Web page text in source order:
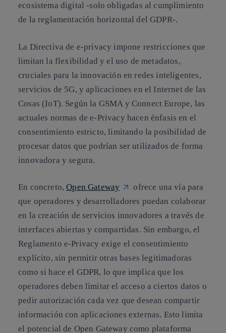
ecosistema digital -solo obligadas al cumplimiento
de la reglamentación horizontal del GDPR-​.
La Directiva de e-privacy impone restricciones que
limitan la flexibilidad y el uso de metadatos,
cruciales para la innovación en redes inteligentes,
servicios de 5G, y aplicaciones en el Internet de las
Cosas (IoT). Según la GSMA y Connect Europe, las
actuales normas de e-Privacy hacen énfasis en el
consentimiento estricto, limitando la posibilidad de
procesar datos que podrían ser utilizados de forma
innovadora y segura.
En concreto,Open Gateway
ofrece una vía para
que operadores y desarrolladores puedan colaborar
en la creación de servicios innovadores a través de
interfaces abiertas y compartidas. Sin embargo, el
Reglamento e-Privacy exige el consentimiento
explícito, sin permitir otras bases legitimadoras
como si hace el GDPR, lo que implica que los
operadores deben limitar el acceso a ciertos datos o
pedir autorización cada vez que desean compartir
información con aplicaciones externas. Esto limita
el potencial de Open Gateway como plataforma